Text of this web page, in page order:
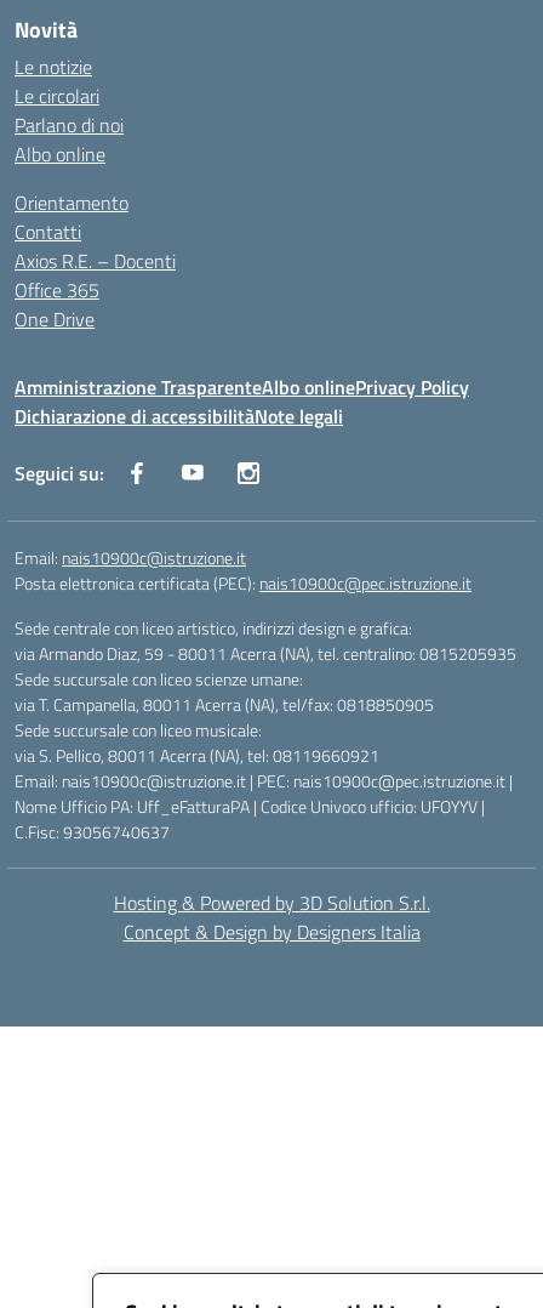
Novità
Le notizie
Le circolari
Parlano di noi
Albo online
Orientamento
Contatti
Axios R.E. – Docenti
Office 365
One Drive
Amministrazione TrasparenteAlbo onlinePrivacy Policy
Dichiarazione di accessibilitàNote legali
Seguici su:
Email: nais10900c@istruzione.it
Posta elettronica certificata (PEC): nais10900c@pec.istruzione.it
Sede centrale con liceo artistico, indirizzi design e grafica:
via Armando Diaz, 59 - 80011 Acerra (NA), tel. centralino: 0815205935
Sede succursale con liceo scienze umane:
via T. Campanella, 80011 Acerra (NA), tel/fax: 0818850905
Sede succursale con liceo musicale:
via S. Pellico, 80011 Acerra (NA), tel: 08119660921
Email: nais10900c@istruzione.it | PEC: nais10900c@pec.istruzione.it |
Nome Ufficio PA: Uff_eFatturaPA | Codice Univoco ufficio: UFOYYV |
C.Fisc: 93056740637
Hosting & Powered by 3D Solution S.r.l.
Concept & Design by Designers Italia